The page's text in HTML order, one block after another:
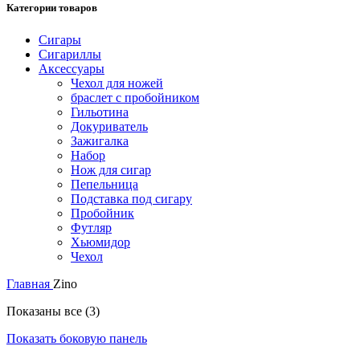
Категории товаров
Сигары
Сигариллы
Аксессуары
Чехол для ножей
браслет с пробойником
Гильотина
Докуриватель
Зажигалка
Набор
Нож для сигар
Пепельница
Подставка под сигару
Пробойник
Футляр
Хьюмидор
Чехол
Главная Zino
Показаны все (3)
Показать боковую панель